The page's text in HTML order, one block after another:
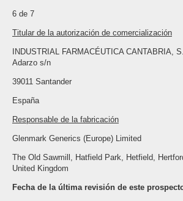
6 de 7
Titular de la autorización de comercialización
INDUSTRIAL FARMACÉUTICA CANTABRIA,
Adarzo s/n
39011 Santander
España
Responsable de la fabricación
Glenmark Generics (Europe) Limited
The Old Sawmill, Hatfield Park, Hetfield,
United Kingdom
Fecha de la última revisión de este